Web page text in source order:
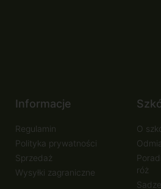
Informacje
Regulamin
Polityka prywatności
Sprzedaż
Wysyłki zagraniczne
O
róż